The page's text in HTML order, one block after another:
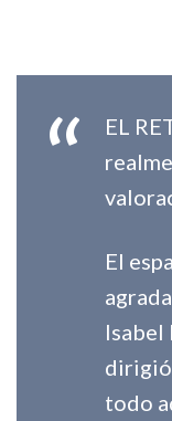
EL
El
Isabel
todo